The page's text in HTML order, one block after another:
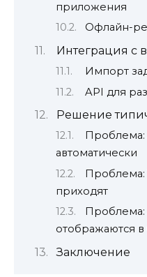
приложения
Офлайн-
Интеграция с
Импорт
API для
Решение
Проблема:
автоматически
Проблема:
приходят
Проблема:
отображаются в
Заключение